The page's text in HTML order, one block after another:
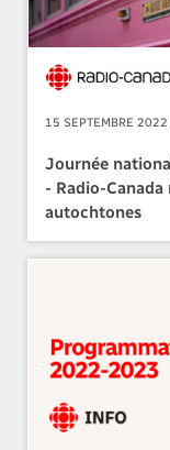
15 SEPTEMBRE
Journée
- Radio-
autochtones